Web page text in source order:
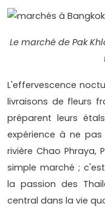
Le marché de Pak
L'effervescence
livraisons de fleurs
préparent leurs
expérience à ne
rivière Chao Phraya,
simple marché ;
la passion des
central dans la vie